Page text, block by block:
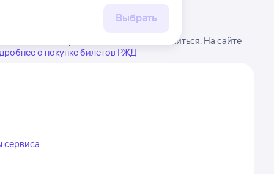
внимание, расписание может измениться. На сайте
о покупке билетов РЖД
сервиса
Выбрать